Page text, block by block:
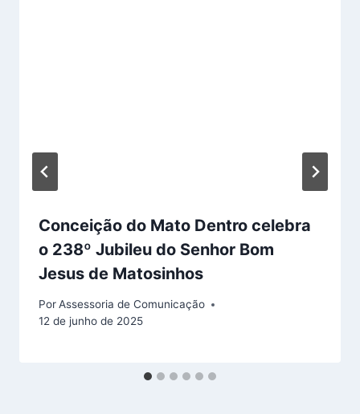
Conceição do Mato Dentro celebra
o 238º Jubileu do Senhor Bom
Jesus de Matosinhos
PorAssessoria de Comunicação
12 de junho de 2025